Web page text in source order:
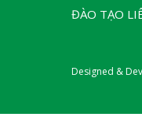
ĐÀO TẠO
Designed &